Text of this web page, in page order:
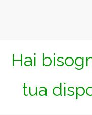
Hai
tua